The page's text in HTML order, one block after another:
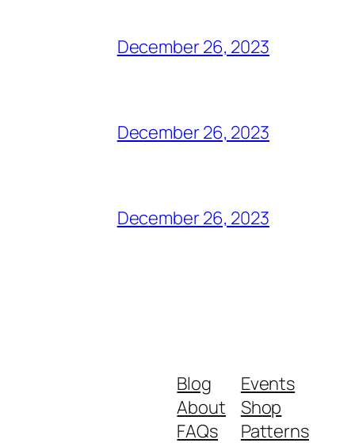
December 26, 2023
December 26, 2023
December 26, 2023
Blog
About
FAQs
Events
Shop
Patterns